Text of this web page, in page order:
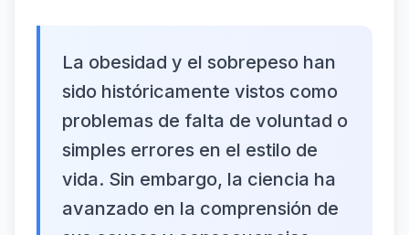
La obesidad y el sobrepeso han
sido históricamente vistos como
problemas de falta de voluntad o
simples errores en el estilo de
vida. Sin embargo, la ciencia ha
avanzado en la comprensión de